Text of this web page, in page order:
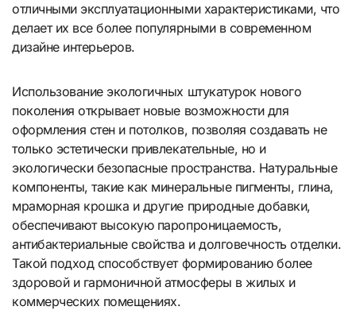
отличными эксплуатационными характеристиками, что
делает их все более популярными в современном
дизайне интерьеров.
Использование экологичных штукатурок нового
поколения открывает новые возможности для
оформления стен и потолков, позволяя создавать не
только эстетически привлекательные, но и
экологически безопасные пространства. Натуральные
компоненты, такие как минеральные пигменты, глина,
мраморная крошка и другие природные добавки,
обеспечивают высокую паропроницаемость,
антибактериальные свойства и долговечность отделки.
Такой подход способствует формированию более
здоровой и гармоничной атмосферы в жилых и
коммерческих помещениях.